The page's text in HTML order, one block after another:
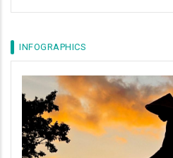
INFOGRAPHICS